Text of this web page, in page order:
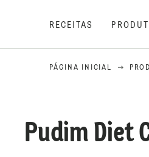
RECEITAS
PÁGINA INICIAL
Pudim Diet